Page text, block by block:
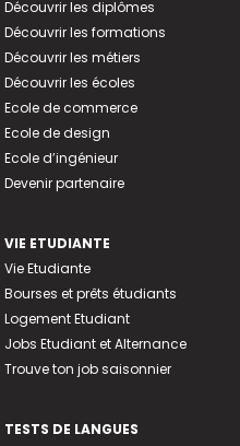
Découvrir les diplômes
Découvrir les formations
Découvrir les métiers
Découvrir les écoles
Ecole de commerce
Ecole de design
Ecole d’ingénieur
Devenir partenaire
VIE ETUDIANTE
Vie Etudiante
Bourses et prêts étudiants
Logement Etudiant
Jobs Etudiant et Alternance
Trouve ton job saisonnier
TESTS DE LANGUES